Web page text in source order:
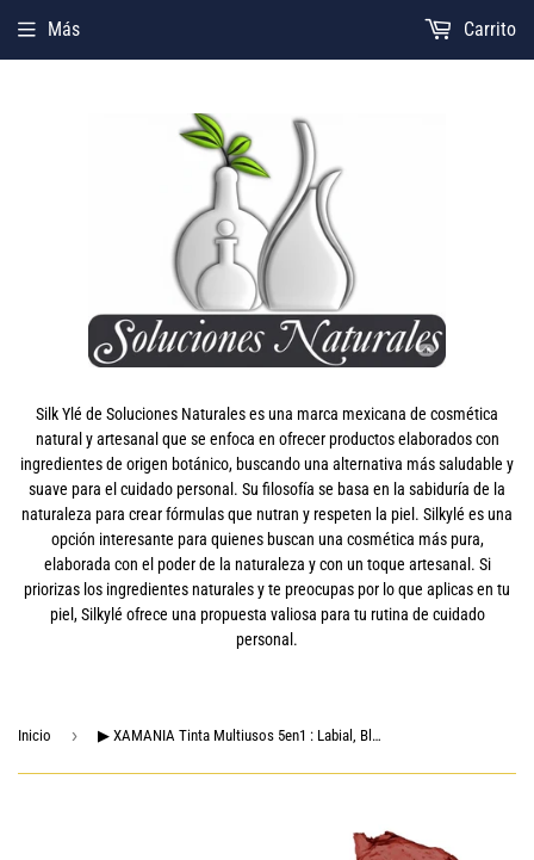
Silk Ylé de Soluciones Naturales es una marca mexicana de cosmética
natural y artesanal que se enfoca en ofrecer productos elaborados con
ingredientes de origen botánico, buscando una alternativa más saludable y
suave para el cuidado personal. Su filosofía se basa en la sabiduría de la
naturaleza para crear fórmulas que nutran y respeten la piel. Silkylé es una
opción interesante para quienes buscan una cosmética más pura,
elaborada con el poder de la naturaleza y con un toque artesanal. Si
priorizas los ingredientes naturales y te preocupas por lo que aplicas en tu
piel, Silkylé ofrece una propuesta valiosa para tu rutina de cuidado
personal.
Más Carrito
Inicio › ▶ XAMANIA Tinta Multiusos 5en1 : Labial, Blush, Sombra, Contour & Iluminador | con Karité + Argán Orgánico | Acabado Radiante Natural | No Tóxico, Vegano, Cruelty Free | Clean Makeup Hecho en México (Amatista, 5g)